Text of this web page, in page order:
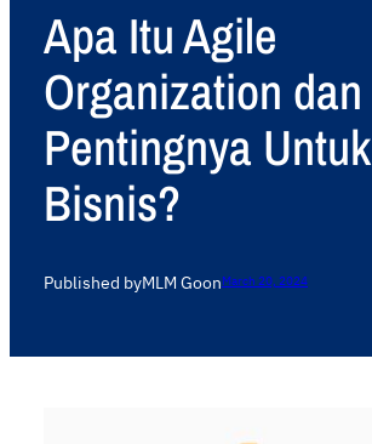
Apa Itu Agile
Organization dan
Pentingnya Untuk
Bisnis?
Published byMLM GoonMarch 20, 2024